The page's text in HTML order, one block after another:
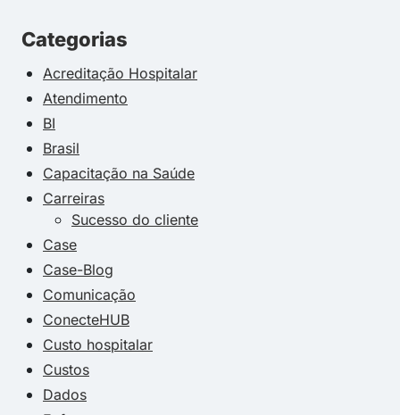
Categorias
Acreditação Hospitalar
Atendimento
BI
Brasil
Capacitação na Saúde
Carreiras
Sucesso do cliente
Case
Case-Blog
Comunicação
ConecteHUB
Custo hospitalar
Custos
Dados